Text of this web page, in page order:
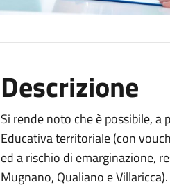
Descrizione
Si rende noto che è possibile,
Educativa territoriale (con
ed a rischio di emarginazione,
Mugnano, Qualiano e Villaricca).